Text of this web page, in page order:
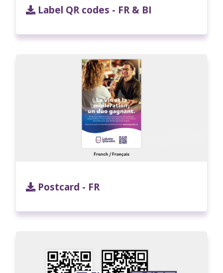
Label QR codes - FR & BI
Postcard - FR